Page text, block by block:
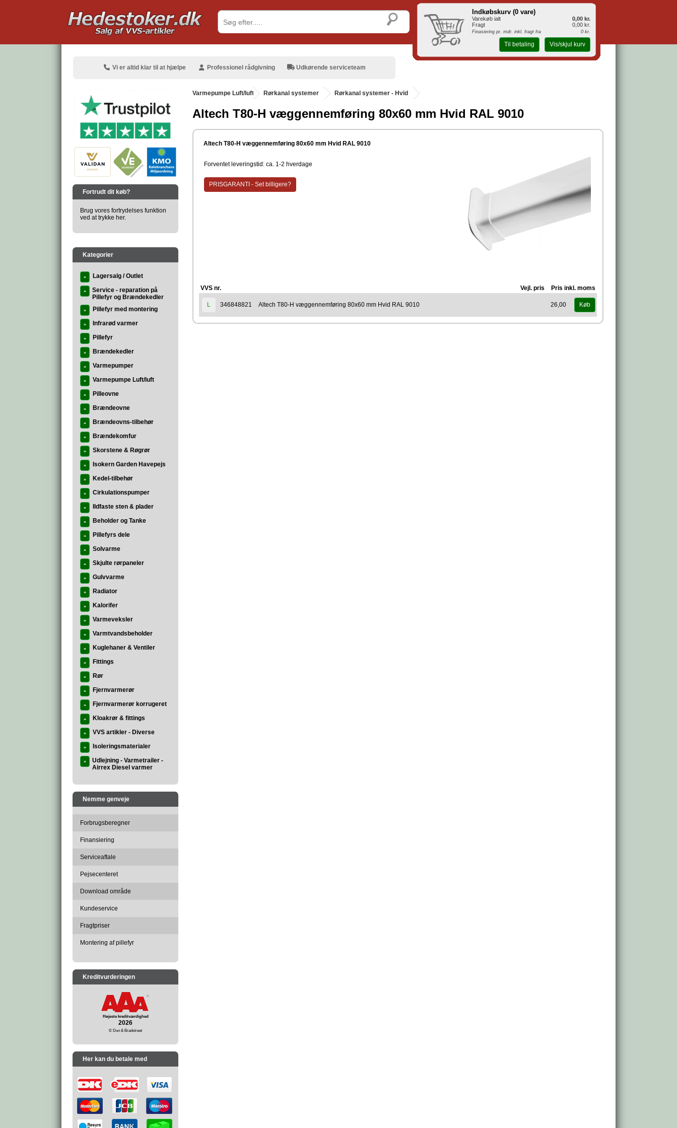
Vi er altid klar til at hjælpe Professionel rådgivning Udkørende serviceteam
Fortrudt dit køb?
Brug vores fortrydelses funktion
ved at trykke her.
Kategorier
» Lagersalg / Outlet
»
Service - reparation på
Pillefyr og Brændekedler
» Pillefyr med montering
» Infrarød varmer
» Pillefyr
» Brændekedler
» Varmepumper
» Varmepumpe Luft/luft
» Pilleovne
» Brændeovne
» Brændeovns-tilbehør
» Brændekomfur
» Skorstene & Røgrør
» Isokern Garden Havepejs
» Kedel-tilbehør
» Cirkulationspumper
» Ildfaste sten & plader
» Beholder og Tanke
» Pillefyrs dele
» Solvarme
» Skjulte rørpaneler
» Gulvvarme
» Radiator
» Kalorifer
» Varmeveksler
» Varmtvandsbeholder
» Kuglehaner & Ventiler
» Fittings
» Rør
» Fjernvarmerør
» Fjernvarmerør korrugeret
» Kloakrør & fittings
» VVS artikler - Diverse
» Isoleringsmaterialer
»
Udlejning - Varmetrailer -
Airrex Diesel varmer
Nemme genveje
Forbrugsberegner
Finansiering
Serviceaftale
Pejsecenteret
Download område
Kundeservice
Fragtpriser
Montering af pillefyr
Kreditvurderingen
Højeste kreditværdighed
2026
© Dun & Bradstreet
Her kan du betale med
Varmepumpe Luft/luft . Rørkanal systemer Rørkanal systemer - Hvid
Altech T80-H væggennemføring 80x60 mm Hvid RAL 9010
Altech T80-H væggennemføring 80x60 mm Hvid RAL 9010
Forventet leveringstid: ca. 1-2 hverdage
PRISGARANTI - Set billigere?
VVS nr. Vejl. pris Pris inkl. moms
L 346848821 Altech T80-H væggennemføring 80x60 mm Hvid RAL 9010 26,00 Køb
Indkøbskurv (0 vare)
Varekøb ialt
0,00 kr.
Fragt
0,00 kr.
Finasiering pr. mdr. inkl. fragt fra 0 kr.
Til betaling Vis/skjul kurv